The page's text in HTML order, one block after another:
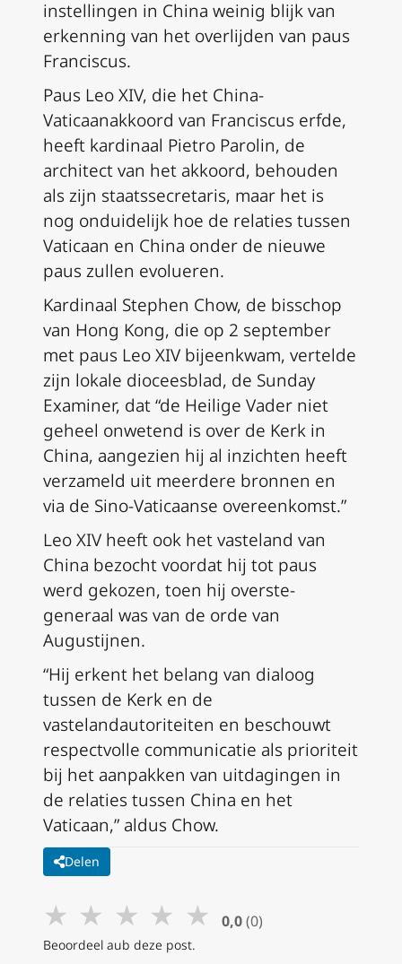
instellingen in China weinig blijk van
erkenning van het overlijden van paus
Franciscus.
Paus Leo XIV, die het China-
Vaticaanakkoord van Franciscus erfde,
heeft kardinaal Pietro Parolin, de
architect van het akkoord, behouden
als zijn staatssecretaris, maar het is
nog onduidelijk hoe de relaties tussen
Vaticaan en China onder de nieuwe
paus zullen evolueren.
Kardinaal Stephen Chow, de bisschop
van Hong Kong, die op 2 september
met paus Leo XIV bijeenkwam, vertelde
zijn lokale dioceesblad, de Sunday
Examiner, dat “de Heilige Vader niet
geheel onwetend is over de Kerk in
China, aangezien hij al inzichten heeft
verzameld uit meerdere bronnen en
via de Sino-Vaticaanse overeenkomst.”
Leo XIV heeft ook het vasteland van
China bezocht voordat hij tot paus
werd gekozen, toen hij overste-
generaal was van de orde van
Augustijnen.
“Hij erkent het belang van dialoog
tussen de Kerk en de
vastelandautoriteiten en beschouwt
respectvolle communicatie als prioriteit
bij het aanpakken van uitdagingen in
de relaties tussen China en het
Vaticaan,” aldus Chow.
Delen
★ ★ ★ ★ ★ 0,0 (0)
Beoordeel aub deze post.